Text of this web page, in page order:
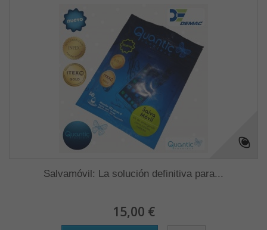
Salvamóvil: La solución definitiva para...
15,00 €